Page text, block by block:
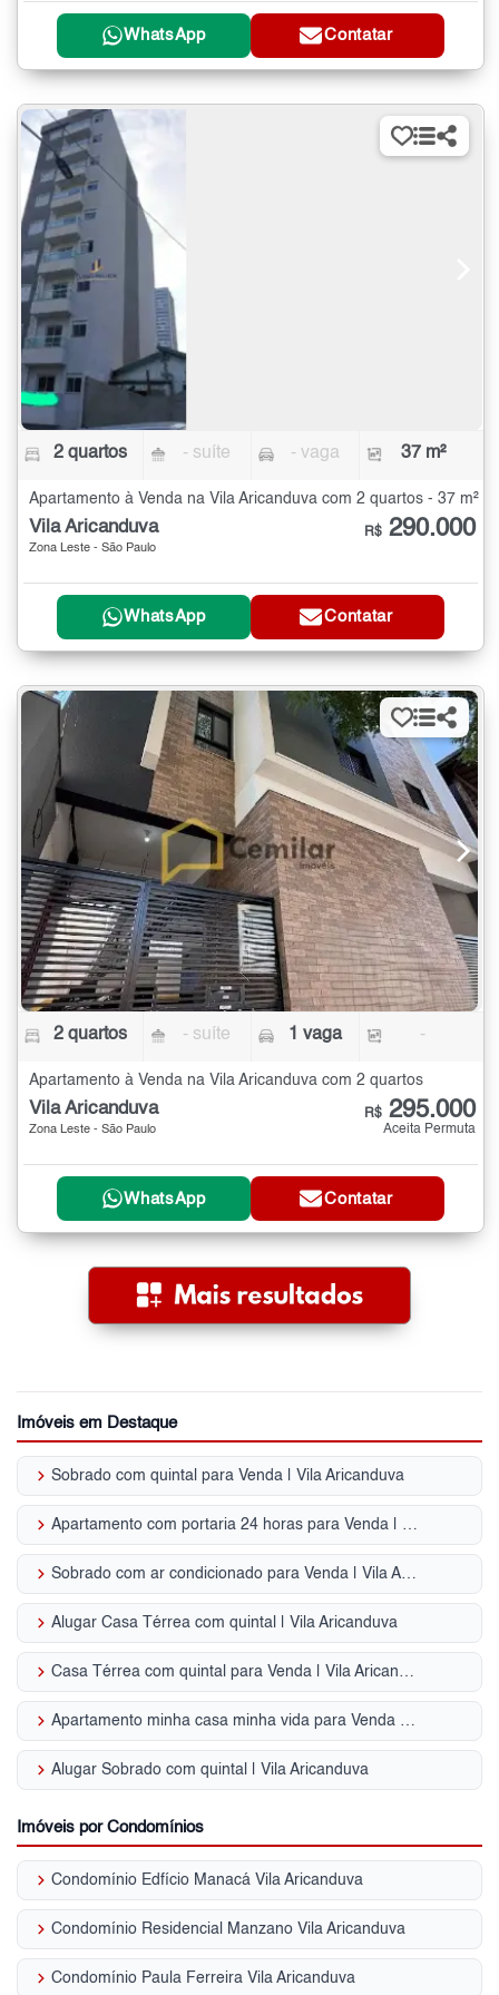
WhatsApp Contatar
2 quartos - suíte - vaga 37 m²
Apartamento à Venda na Vila Aricanduva com 2 quartos - 37 m²
Vila Aricanduva
Zona Leste - São Paulo
R$ 290.000
WhatsApp Contatar
2 quartos - suíte 1 vaga -
Apartamento à Venda na Vila Aricanduva com 2 quartos
Vila Aricanduva
Zona Leste - São Paulo
R$ 295.000
Aceita Permuta
WhatsApp Contatar
Imóveis em Destaque
keyboard_arrow_right Sobrado com quintal para Venda | Vila Aricanduva
keyboard_arrow_right Apartamento com portaria 24 horas para Venda | Vila Aricanduva
keyboard_arrow_right Sobrado com ar condicionado para Venda | Vila Aricanduva
keyboard_arrow_right Alugar Casa Térrea com quintal | Vila Aricanduva
keyboard_arrow_right Casa Térrea com quintal para Venda | Vila Aricanduva
keyboard_arrow_right Apartamento minha casa minha vida para Venda | Vila Aricanduva
keyboard_arrow_right Alugar Sobrado com quintal | Vila Aricanduva
Imóveis por Condomínios
keyboard_arrow_right Condomínio Edfício Manacá Vila Aricanduva
keyboard_arrow_right Condomínio Residencial Manzano Vila Aricanduva
keyboard_arrow_right Condomínio Paula Ferreira Vila Aricanduva